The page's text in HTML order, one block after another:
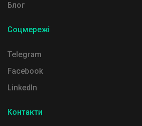
Блог
Соцмережі
Telegram
Facebook
LinkedIn
Контакти